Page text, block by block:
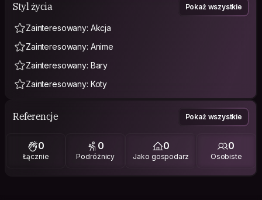
Styl życia Pokaż wszystkie
Zainteresowany: Akcja
Zainteresowany: Anime
Zainteresowany: Bary
Zainteresowany: Koty
Referencje Pokaż wszystkie
0
Łącznie
0
Podróżnicy
0
Jako gospodarz
0
Osobiste